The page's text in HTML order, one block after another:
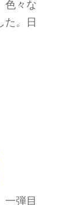
色々な
た。日
一弾目